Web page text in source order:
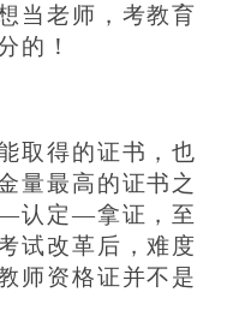
当老师，考教育
的！
取得的证书，也
量最高的证书之
认定—拿证，至
试改革后，难度
师资格证并不是